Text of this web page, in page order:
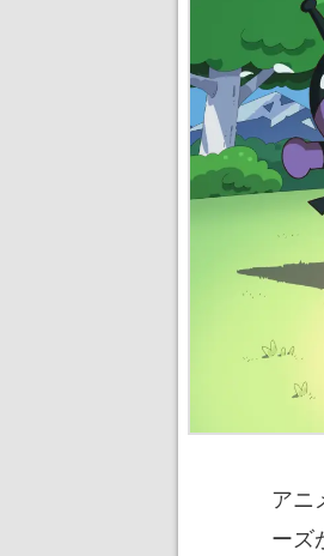
アニ
ーズ